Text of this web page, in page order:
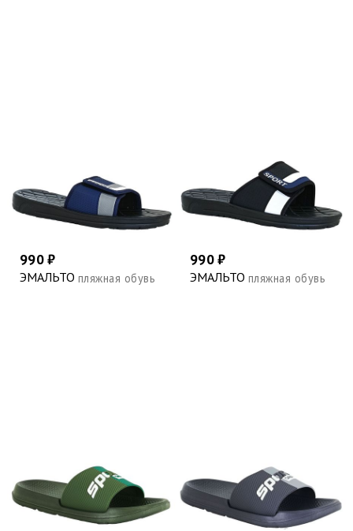
990 ₽
ЭМАЛЬТО пляжная обувь
990 ₽
ЭМАЛЬТО пляжная обувь